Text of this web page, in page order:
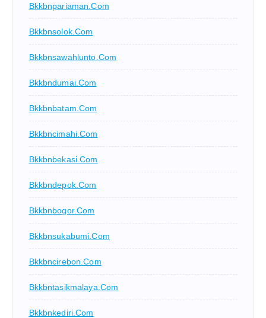
Bkkbnpariaman.com
Bkkbnsolok.com
Bkkbnsawahlunto.com
Bkkbndumai.com
Bkkbnbatam.com
Bkkbncimahi.com
Bkkbnbekasi.com
Bkkbndepok.com
Bkkbnbogor.com
Bkkbnsukabumi.com
Bkkbncirebon.com
Bkkbntasikmalaya.com
Bkkbnkediri.com